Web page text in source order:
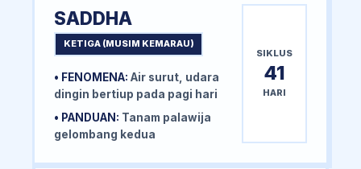
SADDHA
KETIGA (MUSIM KEMARAU)
• FENOMENA: Air surut, udara
dingin bertiup pada pagi hari
• PANDUAN: Tanam palawija
gelombang kedua
SIKLUS
41
HARI